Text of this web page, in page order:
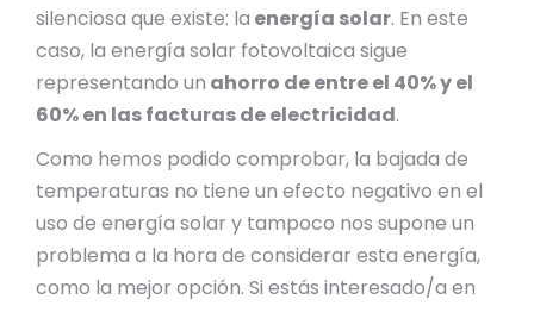
silenciosa que existe: la energía solar. En este
caso, la energía solar fotovoltaica sigue
representando un ahorro de entre el 40% y el
60% en las facturas de electricidad.
Como hemos podido comprobar, la bajada de
temperaturas no tiene un efecto negativo en el
uso de energía solar y tampoco nos supone un
problema a la hora de considerar esta energía,
como la mejor opción. Si estás interesado/a en